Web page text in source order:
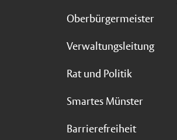
Oberbürgermeister
Verwaltungsleitung
Rat und Politik
Smartes Münster
Barrierefreiheit